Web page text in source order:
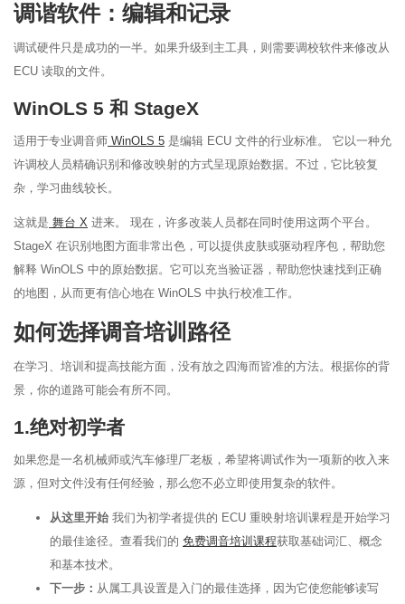
调谐软件：编辑和记录
调试硬件只是成功的一半。如果升级到主工具，则需要调校软件来修改从
ECU 读取的文件。
WinOLS 5 和 StageX
适用于专业调音师 WinOLS 5 是编辑 ECU 文件的行业标准。 它以一种允
许调校人员精确识别和修改映射的方式呈现原始数据。不过，它比较复
杂，学习曲线较长。
这就是 舞台 X 进来。 现在，许多改装人员都在同时使用这两个平台。
StageX 在识别地图方面非常出色，可以提供皮肤或驱动程序包，帮助您
解释 WinOLS 中的原始数据。它可以充当验证器，帮助您快速找到正确
的地图，从而更有信心地在 WinOLS 中执行校准工作。
如何选择调音培训路径
在学习、培训和提高技能方面，没有放之四海而皆准的方法。根据你的背
景，你的道路可能会有所不同。
1.绝对初学者
如果您是一名机械师或汽车修理厂老板，希望将调试作为一项新的收入来
源，但对文件没有任何经验，那么您不必立即使用复杂的软件。
从这里开始 我们为初学者提供的 ECU 重映射培训课程是开始学习
的最佳途径。查看我们的 免费调音培训课程获取基础词汇、概念
和基本技术。
下一步： 从属工具设置是入门的最佳选择，因为它使您能够读写